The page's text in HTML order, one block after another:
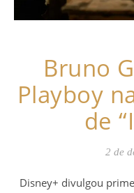
Bruno
Playboy
de
2 de
Disney+ divulgou primeira imagem do ator caracterizado